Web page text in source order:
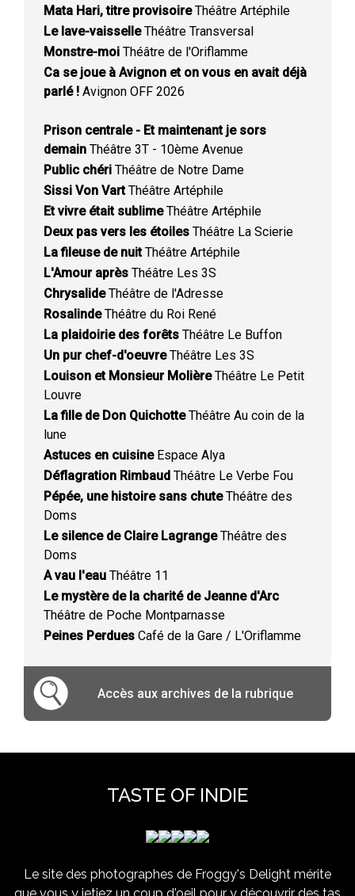
Mata Hari, titre provisoireThéâtre Artéphile
Le lave-vaisselleThéâtre Transversal
Monstre-moi Théâtre de l'Oriflamme
Ca se joue à Avignon et on vous en avait déjà
parlé ! Avignon OFF 2026
Prison centrale - Et maintenant je sors
demain Théâtre 3T - 10ème Avenue
Public chéri Théâtre de Notre Dame
Sissi Von VartThéâtre Artéphile
Et vivre était sublimeThéâtre Artéphile
Deux pas vers les étoiles Théâtre La Scierie
La fileuse de nuitThéâtre Artéphile
L'Amour après Théâtre Les 3S
ChrysalideThéâtre de l'Adresse
RosalindeThéâtre du Roi René
La plaidoirie des forêts Théâtre Le Buffon
Un pur chef-d'oeuvreThéâtre Les 3S
Louison et Monsieur MolièreThéâtre Le Petit
Louvre
La fille de Don QuichotteThéâtre Au coin de la
lune
Astuces en cuisineEspace Alya
Déflagration Rimbaud Théâtre Le Verbe Fou
Pépée, une histoire sans chuteThéâtre des
Doms
Le silence de Claire LagrangeThéâtre des
Doms
A vau l'eau Théâtre 11
Le mystère de la charité de Jeanne d'Arc
Théâtre de Poche Montparnasse
Peines Perdues Café de la Gare / L'Oriflamme
Accès aux archives de la rubrique
TASTE OF INDIE
Le site des photographes de Froggy's Delight mérite